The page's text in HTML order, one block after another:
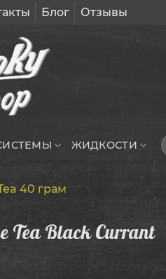
Блог Отзывы
ЖИДКОСТИ
40 грам
Tea Black Currant